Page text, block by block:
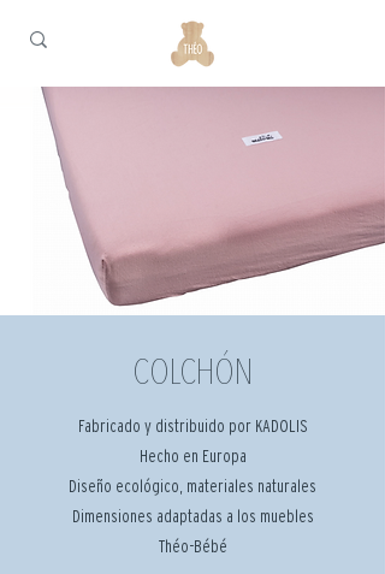
COLCHÓN
Fabricado y distribuido por KADOLIS
Hecho en Europa
Diseño ecológico, materiales naturales
Dimensiones adaptadas a los muebles
Théo-Bébé